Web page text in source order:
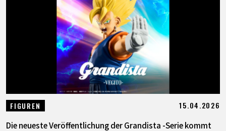
SPECIALS
INFOS
LANGUAGE
JP
FIGUREN 15.04.2026
Die neueste Veröffentlichung der Grandista -Serie kommt